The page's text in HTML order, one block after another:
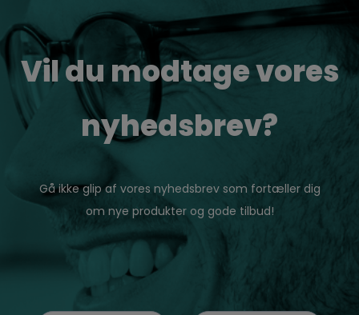
Vil du modtage vores
nyhedsbrev?
Gå ikke glip af vores nyhedsbrev som fortæller dig
om nye produkter og gode tilbud!